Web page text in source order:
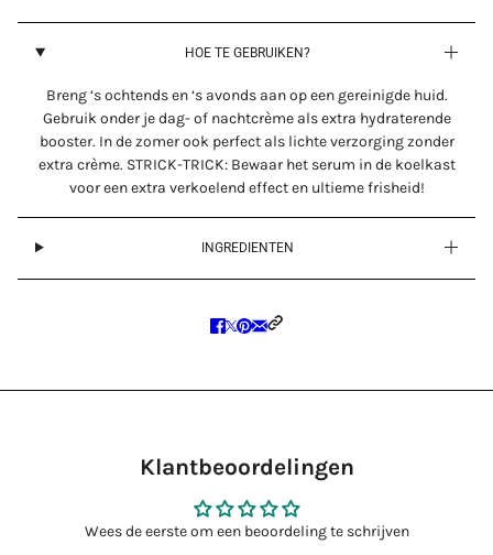
HOE TE GEBRUIKEN?
Breng ‘s ochtends en ‘s avonds aan op een gereinigde huid.
Gebruik onder je dag- of nachtcrème als extra hydraterende
booster. In de zomer ook perfect als lichte verzorging zonder
extra crème. STRICK-TRICK: Bewaar het serum in de koelkast
voor een extra verkoelend effect en ultieme frisheid!
INGREDIENTEN
Klantbeoordelingen
Wees de eerste om een beoordeling te schrijven